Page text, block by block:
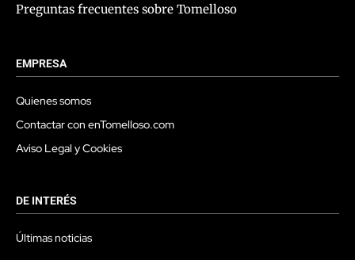
Preguntas frecuentes sobre Tomelloso
EMPRESA
Quienes somos
Contactar con enTomelloso.com
Aviso Legal y Cookies
DE INTERÉS
Últimas noticias